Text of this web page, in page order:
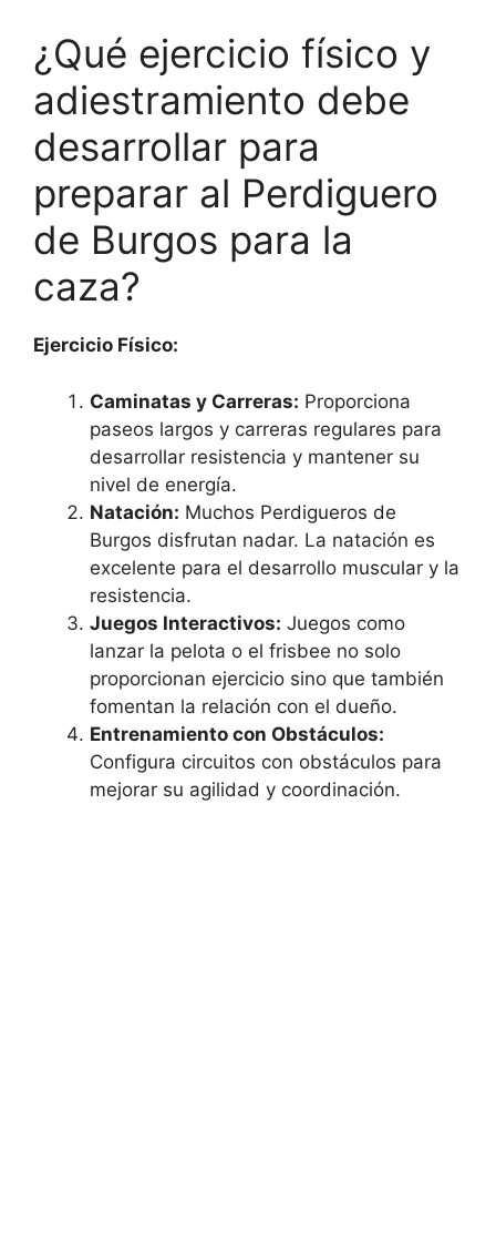
¿Qué ejercicio físico y
adiestramiento debe
desarrollar para
preparar al Perdiguero
de Burgos para la
caza?
Ejercicio Físico:
Caminatas y Carreras: Proporciona
paseos largos y carreras regulares para
desarrollar resistencia y mantener su
nivel de energía.
Natación: Muchos Perdigueros de
Burgos disfrutan nadar. La natación es
excelente para el desarrollo muscular y la
resistencia.
Juegos Interactivos: Juegos como
lanzar la pelota o el frisbee no solo
proporcionan ejercicio sino que también
fomentan la relación con el dueño.
Entrenamiento con Obstáculos:
Configura circuitos con obstáculos para
mejorar su agilidad y coordinación.